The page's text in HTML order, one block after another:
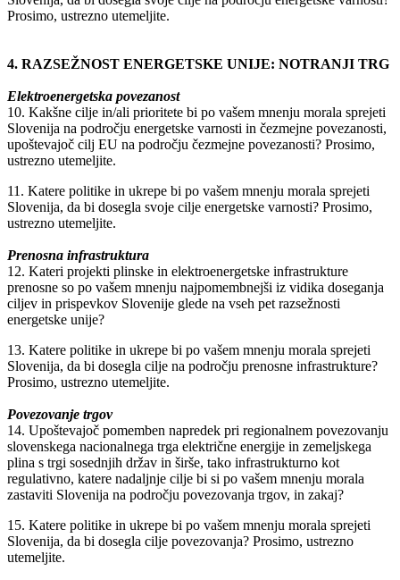
Prosimo, ustrezno utemeljite.
4. RAZSEŽNOST ENERGETSKE UNIJE: NOTRANJI TRG
Elektroenergetska povezanost
10. Kakšne cilje in/ali prioritete bi po vašem mnenju morala sprejeti
Slovenija na področju energetske varnosti in čezmejne povezanosti,
upoštevajoč cilj EU na področju čezmejne povezanosti? Prosimo,
ustrezno utemeljite.
11. Katere politike in ukrepe bi po vašem mnenju morala sprejeti
Slovenija, da bi dosegla svoje cilje energetske varnosti? Prosimo,
ustrezno utemeljite.
Prenosna infrastruktura
12. Kateri projekti plinske in elektroenergetske infrastrukture
prenosne so po vašem mnenju najpomembnejši iz vidika doseganja
ciljev in prispevkov Slovenije glede na vseh pet razsežnosti
energetske unije?
13. Katere politike in ukrepe bi po vašem mnenju morala sprejeti
Slovenija, da bi dosegla cilje na področju prenosne infrastrukture?
Prosimo, ustrezno utemeljite.
Povezovanje trgov
14. Upoštevajoč pomemben napredek pri regionalnem povezovanju
slovenskega nacionalnega trga električne energije in zemeljskega
plina s trgi sosednjih držav in širše, tako infrastrukturno kot
regulativno, katere nadaljnje cilje bi si po vašem mnenju morala
zastaviti Slovenija na področju povezovanja trgov, in zakaj?
15. Katere politike in ukrepe bi po vašem mnenju morala sprejeti
Slovenija, da bi dosegla cilje povezovanja? Prosimo, ustrezno
utemeljite.